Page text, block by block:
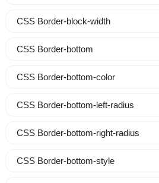
CSS Border-block-width
CSS Border-bottom
CSS Border-bottom-color
CSS Border-bottom-left-radius
CSS Border-bottom-right-radius
CSS Border-bottom-style